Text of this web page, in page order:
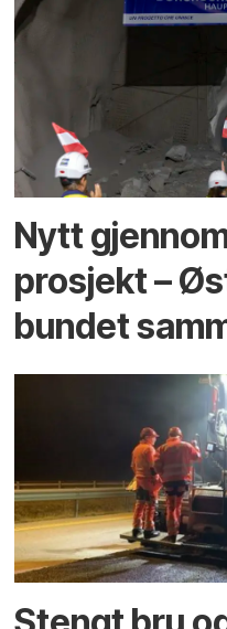
Nytt
prosjekt –
bundet